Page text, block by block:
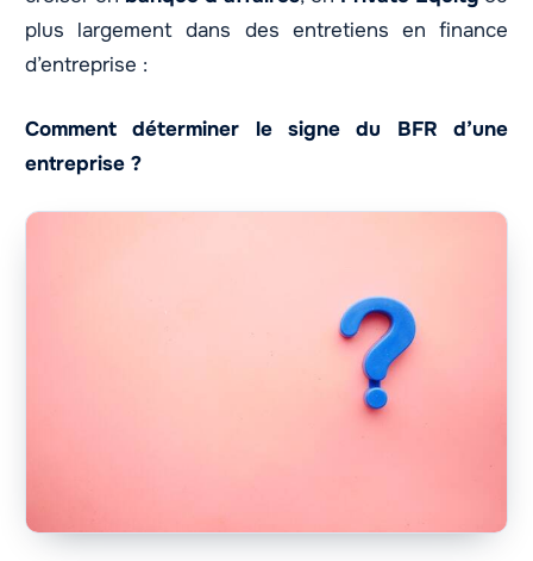
plus largement dans des entretiens en finance
d’entreprise :
Comment déterminer le signe du BFR d’une
entreprise ?